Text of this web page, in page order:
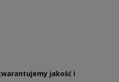
jakość i